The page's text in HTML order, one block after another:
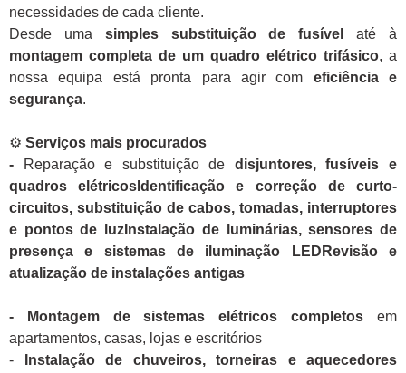
necessidades de cada cliente.
Desde uma simples substituição de fusível
até à
montagem completa de um quadro elétrico trifásico, a
nossa equipa está pronta para agir com eficiência e
segurança.
⚙️ Serviços mais procurados
-
Reparação e substituição de disjuntores, fusíveis e
quadros elétricosIdentificação e correção de curto-
circuitos, substituição de cabos, tomadas, interruptores
e pontos de luzInstalação de luminárias, sensores de
presença e sistemas de iluminação LEDRevisão e
atualização de instalações antigas
- Montagem de sistemas elétricos completos em
apartamentos, casas, lojas e escritórios
-
Instalação de chuveiros, torneiras e aquecedores